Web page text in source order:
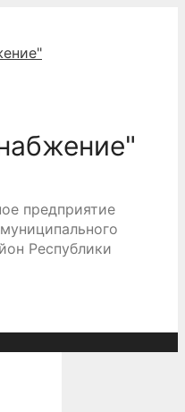
предприятие
Республики